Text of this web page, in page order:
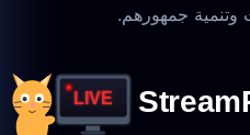
وتنمية جمهورهم.